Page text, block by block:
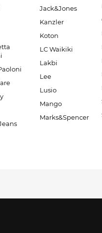
Jack&Jones
Kanzler
Koton
LC Waikiki
Lakbi
Lee
Lusio
Mango
Marks&Spencer